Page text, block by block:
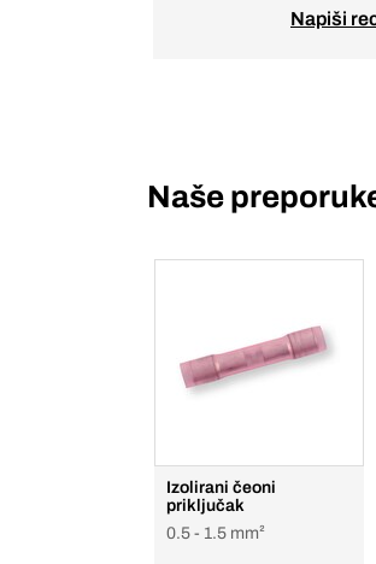
Napiši
Naše
Izolirani čeoni
priključak
0.5 - 1.5 mm²